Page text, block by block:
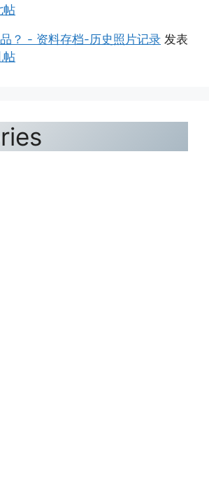
？ - 资料存档-历史照片记录 发表